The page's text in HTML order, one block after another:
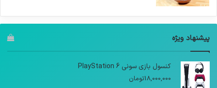
پیشنهاد ویژه
کنسول بازی سونی PlayStation 6
18,000,000تومان